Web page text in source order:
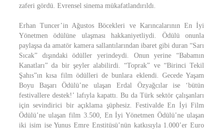
zaferi gördü. Evrensel sinema mükafatlandırıldı.
Erhan Tuncer’in Ağustos Böcekleri ve Karıncalarının En İyi
Yönetmen ödülüne ulaşması hakkaniyetliydi. Ödülü onunla
paylaşsa da amatör kamera sallantılarından ibaret gibi duran “Sarı
Sıcak” dışındaki ödüller yerindeydi. Onun yerine “Babamın
Kanatları” da bir şeyler alabilirdi. “Toprak” ve “Birinci Tekil
Şahıs”ın kısa film ödülleri de bunlara eklendi. Gecede Yaşam
Boyu Başarı Ödülü’ne ulaşan Erdal Özyağcılar ise ‘bütün
festivallere destek!’ lafıyla kapattı. Bu da Türk sektör çalışanları
için sevindirici bir açıklama şüphesiz. Festivalde En İyi Film
Ödülü’ne ulaşan film 3.500, En İyi Yönetmen Ödülü’ne ulaşan
iki isim ise Yunus Emre Enstitüsü’nün katkısıyla 1.000’er Euro